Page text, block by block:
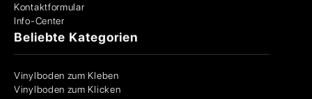
Kontaktformular
Info-Center
Beliebte Kategorien
Vinylboden zum Kleben
Vinylboden zum Klicken